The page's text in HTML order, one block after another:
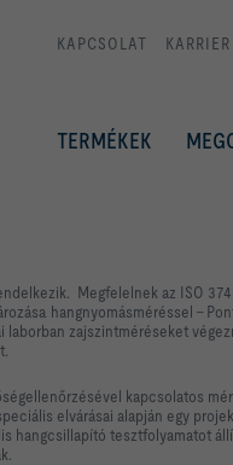
KAPCSOLAT KARRIER
TERMÉKEK
Megfelelnek az ISO
hangnyomásméréssel –
laborban zajszintméréseket
kapcsolatos
elvárásai alapján egy
hangcsillapító tesztfolyamatot